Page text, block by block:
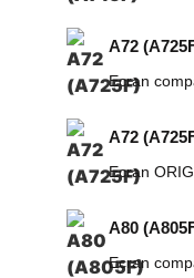
A72
Ecran
A72
Ecran
A80
Ecran